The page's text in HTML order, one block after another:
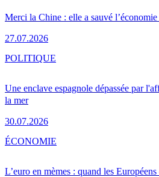
Merci la Chine : elle a sauvé
27.07.2026
Une enclave espagnole dépassée par
la mer
30.07.2026
POLITIQUE
L’euro en mèmes : quand les
ÉCONOMIE